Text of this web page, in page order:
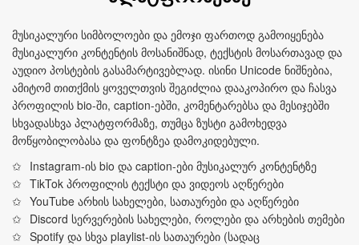
მუსიკალური სიმბოლოები და ემოჯი ფართოდ გამოიყენება
მუსიკალური კონტენტის მოსანიშნად, ტექსტის მოსართავად და
აუდიო პოსტების გასამარტივებლად. ისინი Unicode ნიშნებია,
ამიტომ თითქმის ყოველთვის შეგიძლია დააკოპირო და ჩასვა
პროფილის bio-ში, caption-ებში, კომენტარებსა და მესიჯებში
სხვადასხვა პლატფორმაზე, თუმცა ზუსტი გამოხედვა
მოწყობილობასა და ფონტზეა დამოკიდებული.
Instagram-ის bio და caption-ები მუსიკალურ კონტენტზე
TikTok პროფილის ტექსტი და ვიდეოს აღწერები
YouTube არხის სახელები, სათაურები და აღწერები
Discord სერვერების სახელები, როლები და არხების თემები
Spotify და სხვა playlist-ის სათაურები (სადაც